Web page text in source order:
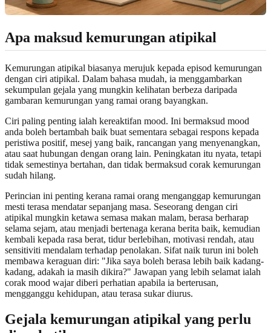
Apa maksud kemurungan atipikal
Kemurungan atipikal biasanya merujuk kepada episod kemurungan
dengan ciri atipikal. Dalam bahasa mudah, ia menggambarkan
sekumpulan gejala yang mungkin kelihatan berbeza daripada
gambaran kemurungan yang ramai orang bayangkan.
Ciri paling penting ialah kereaktifan mood. Ini bermaksud mood
anda boleh bertambah baik buat sementara sebagai respons kepada
peristiwa positif, mesej yang baik, rancangan yang menyenangkan,
atau saat hubungan dengan orang lain. Peningkatan itu nyata, tetapi
tidak semestinya bertahan, dan tidak bermaksud corak kemurungan
sudah hilang.
Perincian ini penting kerana ramai orang menganggap kemurungan
mesti terasa mendatar sepanjang masa. Seseorang dengan ciri
atipikal mungkin ketawa semasa makan malam, berasa berharap
selama sejam, atau menjadi bertenaga kerana berita baik, kemudian
kembali kepada rasa berat, tidur berlebihan, motivasi rendah, atau
sensitiviti mendalam terhadap penolakan. Sifat naik turun ini boleh
membawa keraguan diri: "Jika saya boleh berasa lebih baik kadang-
kadang, adakah ia masih dikira?" Jawapan yang lebih selamat ialah
corak mood wajar diberi perhatian apabila ia berterusan,
mengganggu kehidupan, atau terasa sukar diurus.
Gejala kemurungan atipikal yang perlu